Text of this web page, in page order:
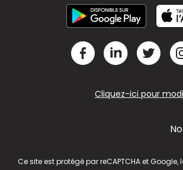
Cliquez-ici pour
Ce site est protégé par reCAPTCHA et Google,